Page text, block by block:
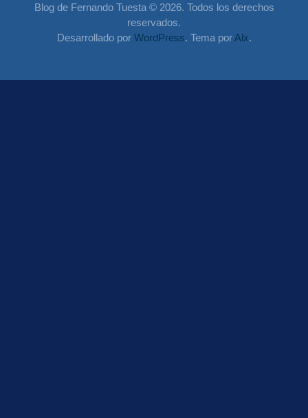
Blog de Fernando Tuesta © 2026. Todos los derechos
reservados.
Desarrollado por WordPress. Tema porAlx.